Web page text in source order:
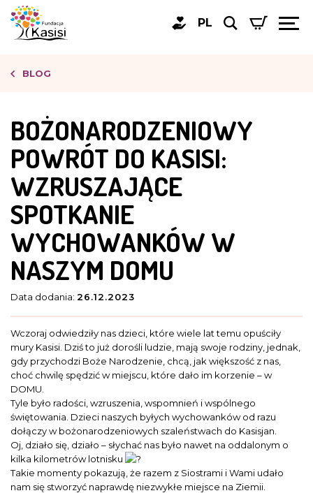
PL
BLOG
BOŻONARODZENIOWY
POWRÓT DO KASISI:
WZRUSZAJĄCE
SPOTKANIE
WYCHOWANKÓW W
NASZYM DOMU
Data dodania: 26.12.2023
Wczoraj odwiedziły nas dzieci, które wiele lat temu opuściły
mury Kasisi. Dziś to już dorośli ludzie, mają swoje rodziny, jednak,
gdy przychodzi Boże Narodzenie, chcą, jak większość z nas,
choć chwilę spędzić w miejscu, które dało im korzenie – w
DOMU.
Tyle było radości, wzruszenia, wspomnień i wspólnego
świętowania. Dzieci naszych byłych wychowanków od razu
dołączy w bożonarodzeniowych szaleństwach do Kasisjan.
Oj, działo się, działo – słychać nas było nawet na oddalonym o
kilka kilometrów lotnisku
Takie momenty pokazują, że razem z Siostrami i Wami udało
nam się stworzyć naprawdę niezwykłe miejsce na Ziemii.